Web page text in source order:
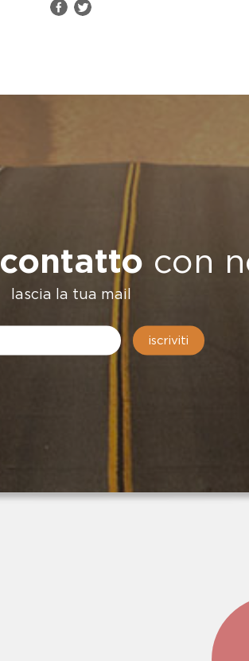
...decisero
messaggio,
l'impegno
sacrificiodi
Giuseppe
non
dimenticati
contatto con
lascia la tua mail
iscriviti